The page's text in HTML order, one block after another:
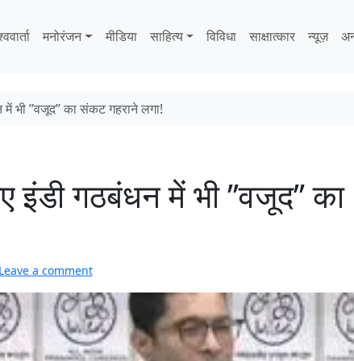
मनोरंजन मीडिया साहित्‍य विविधा साक्षात्‍कार न्यूज़
भी ’’वजूद’’ का संकट गहराने लगा!
गठबंधन में भी ’’वजूद’’ का
Leave a comment